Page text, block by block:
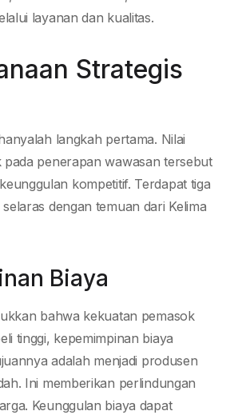
layanan dan kualitas.
Strategis
langkah pertama. Nilai
penerapan wawasan tersebut
kompetitif. Terdapat tiga
dengan temuan dari Kelima
Biaya
bahwa kekuatan pemasok
tinggi, kepemimpinan biaya
adalah menjadi produsen
Ini memberikan perlindungan
Keunggulan biaya dapat